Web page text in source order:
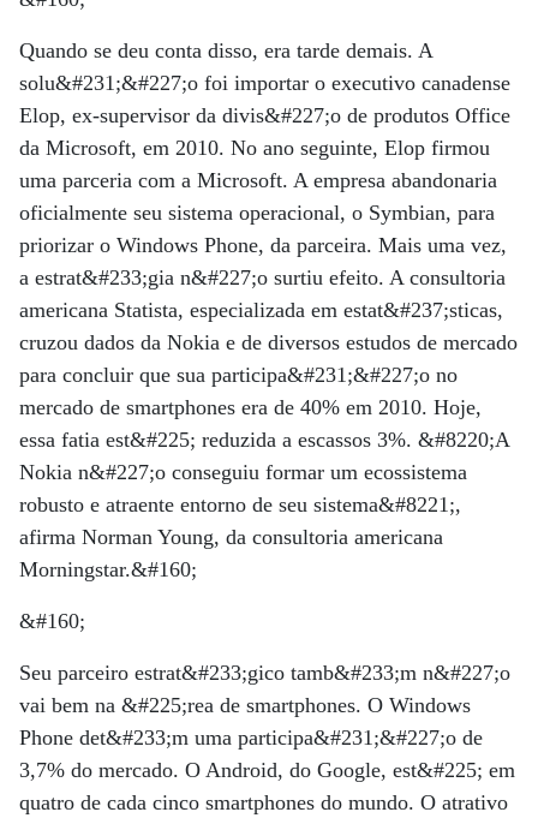
Quando se deu conta disso, era tarde demais. A
solu&#231;&#227;o foi importar o executivo canadense
Elop, ex-supervisor da divis&#227;o de produtos Office
da Microsoft, em 2010. No ano seguinte, Elop firmou
uma parceria com a Microsoft. A empresa abandonaria
oficialmente seu sistema operacional, o Symbian, para
priorizar o Windows Phone, da parceira. Mais uma vez,
a estrat&#233;gia n&#227;o surtiu efeito. A consultoria
americana Statista, especializada em estat&#237;sticas,
cruzou dados da Nokia e de diversos estudos de mercado
para concluir que sua participa&#231;&#227;o no
mercado de smartphones era de 40% em 2010. Hoje,
essa fatia est&#225; reduzida a escassos 3%. &#8220;A
Nokia n&#227;o conseguiu formar um ecossistema
robusto e atraente entorno de seu sistema&#8221;,
afirma Norman Young, da consultoria americana
Morningstar.&#160;
&#160;
Seu parceiro estrat&#233;gico tamb&#233;m n&#227;o
vai bem na &#225;rea de smartphones. O Windows
Phone det&#233;m uma participa&#231;&#227;o de
3,7% do mercado. O Android, do Google, est&#225; em
quatro de cada cinco smartphones do mundo. O atrativo